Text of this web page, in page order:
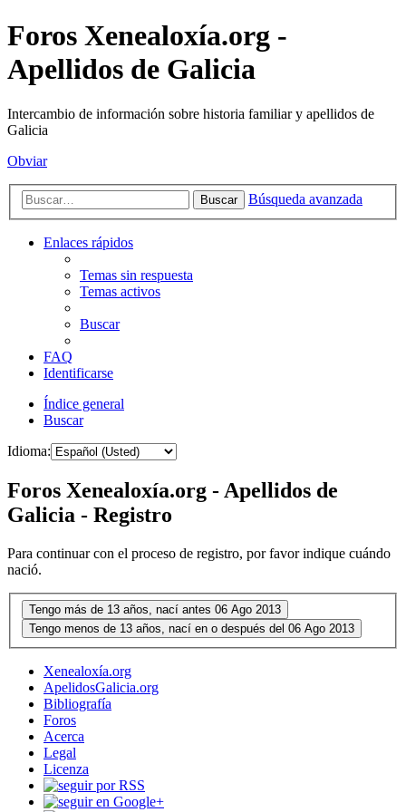
Foros Xenealoxía.org -
Apellidos de Galicia
Intercambio de información sobre historia familiar y apellidos de
Galicia
Obviar
Buscar Búsqueda avanzada
Enlaces rápidos
Temas sin respuesta
Temas activos
Buscar
FAQ
Identificarse
Índice general
Buscar
Idioma:
Foros Xenealoxía.org - Apellidos de
Galicia - Registro
Para continuar con el proceso de registro, por favor indique cuándo
nació.
Xenealoxía.org
ApelidosGalicia.org
Bibliografía
Foros
Acerca
Legal
Licenza